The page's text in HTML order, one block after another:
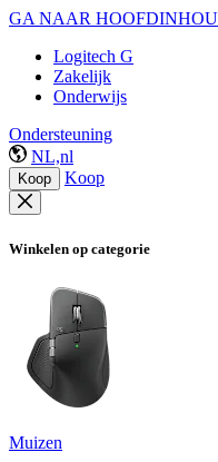
GA NAAR
Logitech G
Zakelijk
Onderwijs
Ondersteuning
NL,nl
Koop Koop
Winkelen op categorie
Muizen